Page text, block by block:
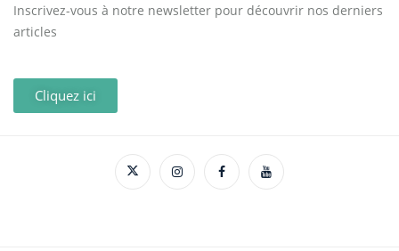
Inscrivez-vous à notre newsletter pour découvrir nos derniers
articles
Cliquez ici